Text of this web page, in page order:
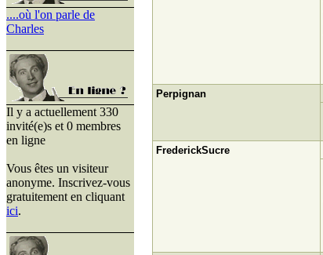
....où l'on parle de
Charles
Il y a actuellement 330
invité(e)s et 0 membres
en ligne
Vous êtes un visiteur
anonyme. Inscrivez-vous
gratuitement en cliquant
ici.
Perpignan
FrederickSucre